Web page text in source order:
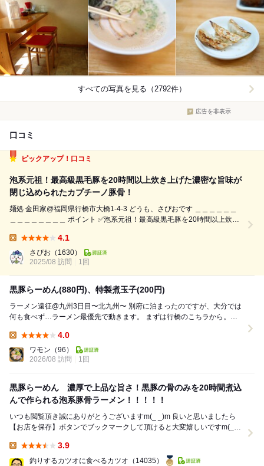
すべての写真を見る（2792件）
広告を非表示
口コミ
ピックアップ！口コミ
泡系元祖！最高級黒毛豚を20時間以上炊き上げた濃密な旨味が
閉じ込められたカプチーノ豚骨！
麺処 金田家@福岡県行橋市大橋1‑4‑3 どうも、さぴおです ＿＿＿＿＿＿
での開店 ✅食べログ「ラーメン百名店 WEST」選出店 ￣￣￣￣￣￣￣￣
￣￣...
4.1
さぴお （1630）
2025/08 訪問
1回
黒豚らーめん(880円)、特製煮玉子(200円)
ラーメン遠征@九州3日目〜北九州〜 別府に泊まったのですが、大分では
何も食べず…ラーメン最優先で動きます。 まずは行橋のこちラから。大
4.0
ワモン （96）
2026/08 訪問
1回
黒豚らーめん 濃厚で上品な旨さ！黒豚の骨のみを20時間煮込
んで作られる泡系豚骨ラーメン！！！！！
いつも閲覧頂き誠にありがとうございますm(_ _)m 良いと思いましたら
【お店を保存】ボタンでブックマークして頂けると大変嬉しいですm(_
3.9
釣りするカツオに食べるカツオ （14035）